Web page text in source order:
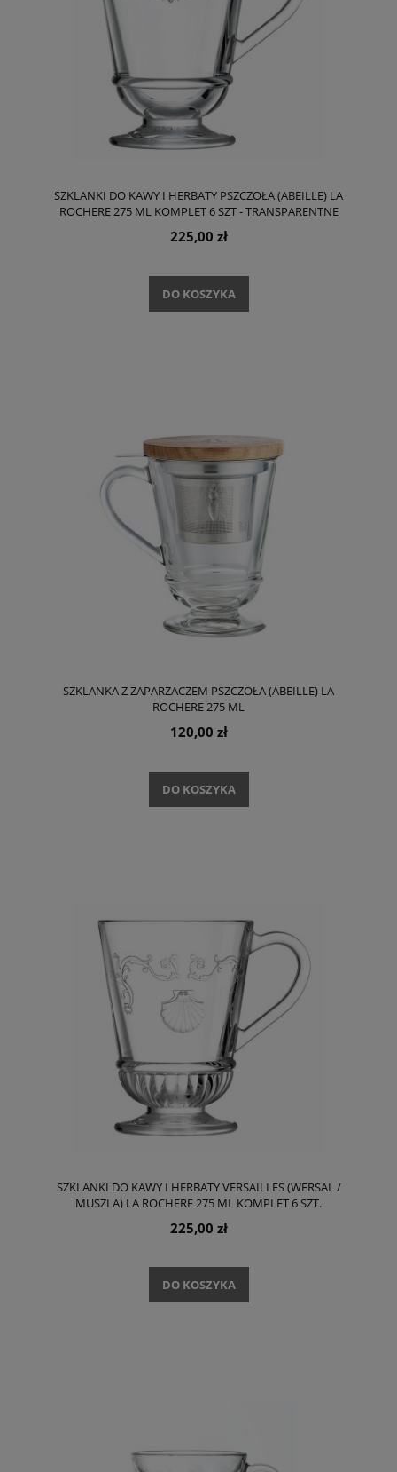
SZKLANKI DO KAWY I HERBATY PSZCZOŁA (ABEILLE) LA
ROCHERE 275 ML KOMPLET 6 SZT - TRANSPARENTNE
225,00 zł
DO KOSZYKA
SZKLANKA Z ZAPARZACZEM PSZCZOŁA (ABEILLE) LA
ROCHERE 275 ML
120,00 zł
DO KOSZYKA
SZKLANKI DO KAWY I HERBATY VERSAILLES (WERSAL /
MUSZLA) LA ROCHERE 275 ML KOMPLET 6 SZT.
225,00 zł
DO KOSZYKA